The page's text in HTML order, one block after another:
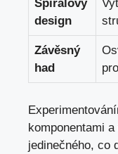
Spirálový
design
Závěsný
had
komponentami
jedinečného, co